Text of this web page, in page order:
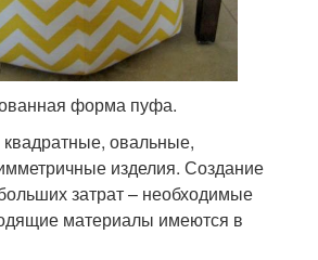
форма пуфа.
овальные,
изделия. Создание
затрат – необходимые
материалы имеются в